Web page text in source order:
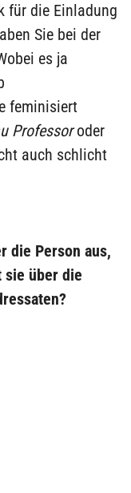
für die Einladung
Sie bei der
es ja
feminisiert
Professoroder
auch schlicht
die Person aus,
sie über die